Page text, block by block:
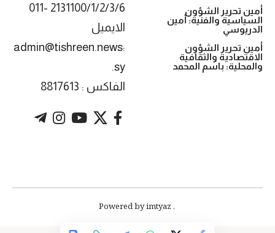
أمين تحرير الشؤون
السياسية والفنية: أمين
الدريوسي
أمين تحرير الشؤون
الاقتصادية والثقافية
والمحلية: باسم المحمد
2131100/1/2/3/6 -011
الايميل
:admin@tishreen.news
.sy
الفاكس : 8817613
. Powered by imtyaz